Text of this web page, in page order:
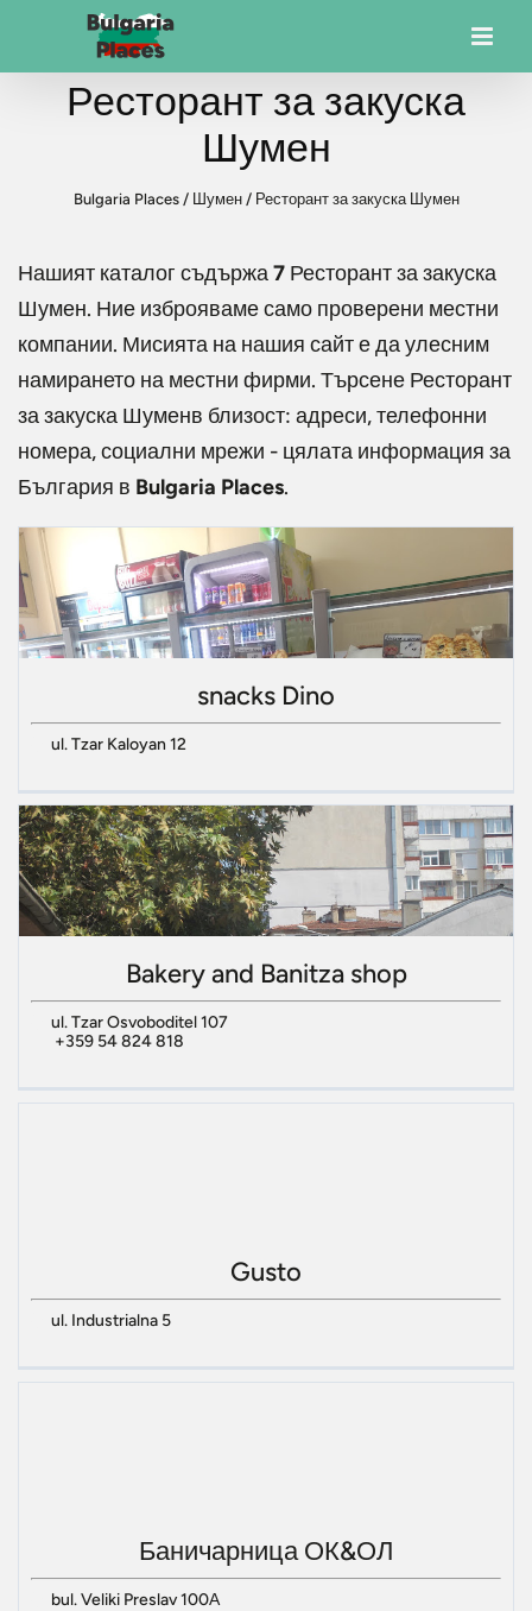
Ресторант за закуска
Шумен
Bulgaria Places/ Шумен/ Ресторант за закуска Шумен
Нашият каталог съдържа7 Ресторант за закуска
Шумен. Ние изброяваме само проверени местни
компании. Мисията на нашия сайт е да улесним
намирането на местни фирми. Търсене Ресторант
за закуска Шуменв близост: адреси, телефонни
номера, социални мрежи - цялата информация за
България в Bulgaria Places.
snacks Dino
ul. Tzar Kaloyan 12
Bakery and Banitza shop
ul. Tzar Osvoboditel 107
+359 54 824 818
Gusto
ul. Industrialna 5
Баничарница ОК&ОЛ
bul. Veliki Preslav 100А